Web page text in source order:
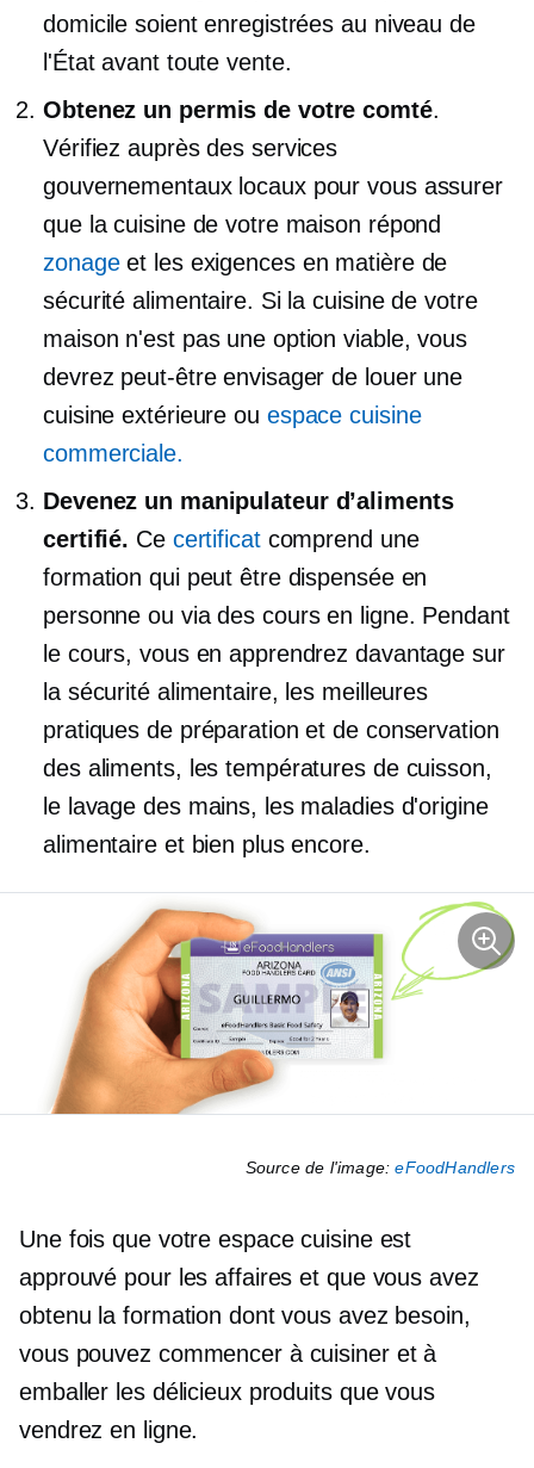
domicile soient enregistrées au niveau de
l'État avant toute vente.
Obtenez un permis de votre comté.
Vérifiez auprès des services
gouvernementaux locaux pour vous assurer
que la cuisine de votre maison répond
zonageet les exigences en matière de
sécurité alimentaire. Si la cuisine de votre
maison n'est pas une option viable, vous
devrez peut-être envisager de louer une
cuisine extérieure ou espace cuisine
commerciale.
Devenez un manipulateur d’aliments
certifié. Ce certificatcomprend une
formation qui peut être dispensée en
personne ou via des cours en ligne. Pendant
le cours, vous en apprendrez davantage sur
la sécurité alimentaire, les meilleures
pratiques de préparation et de conservation
des aliments, les températures de cuisson,
le lavage des mains, les maladies d'origine
alimentaire et bien plus encore.
Source de l'image:eFoodHandlers
Une fois que votre espace cuisine est
approuvé pour les affaires et que vous avez
obtenu la formation dont vous avez besoin,
vous pouvez commencer à cuisiner et à
emballer les délicieux produits que vous
vendrez en ligne.